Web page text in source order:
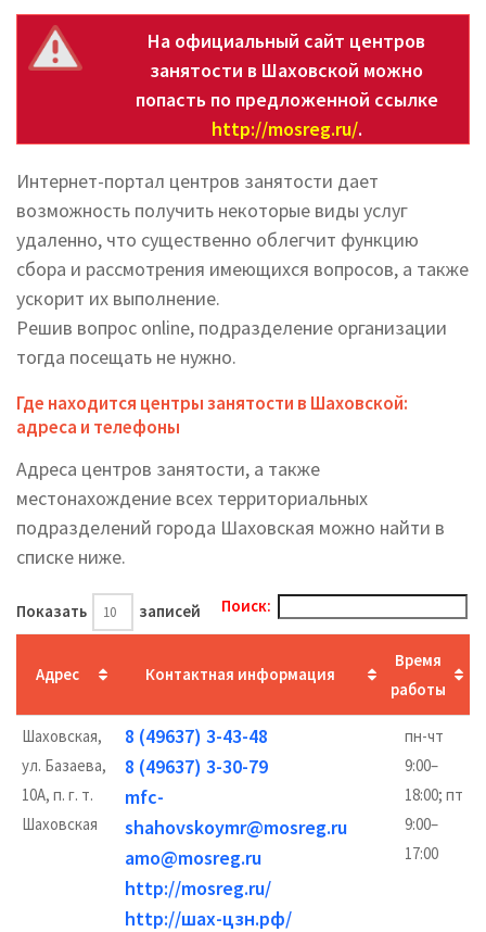
На официальный сайт центров
занятости в Шаховской можно
попасть по предложенной ссылке
http://mosreg.ru/.
Интернет-портал центров занятости дает
возможность получить некоторые виды услуг
удаленно, что существенно облегчит функцию
сбора и рассмотрения имеющихся вопросов, а также
ускорит их выполнение.
Решив вопрос online, подразделение организации
тогда посещать не нужно.
Где находится центры занятости в Шаховской:
адреса и телефоны
Адреса центров занятости, а также
местонахождение всех территориальных
подразделений города Шаховская можно найти в
списке ниже.
Показать записей Поиск:
Адрес Контактная информация
Время
работы
Шаховская,
ул. Базаева,
10А, п. г. т.
Шаховская
8 (49637) 3-43-48
8 (49637) 3-30-79
mfc-
shahovskoymr@mosreg.ru
amo@mosreg.ru
http://mosreg.ru/
http://шах-цзн.рф/
пн-чт
9:00–
18:00; пт
9:00–
17:00